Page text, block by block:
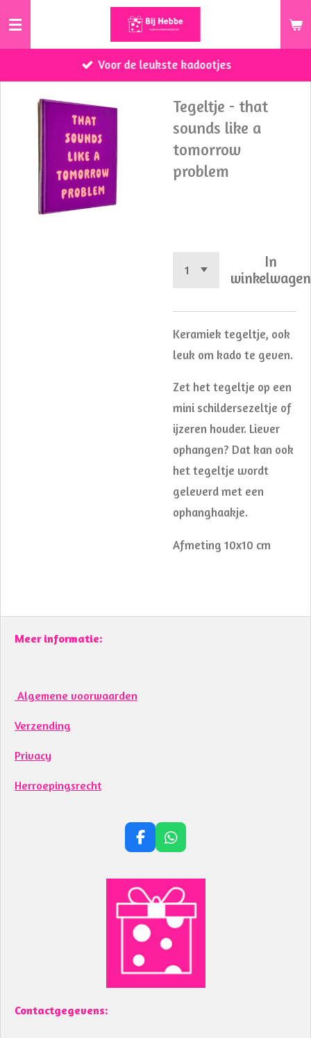
Ga
de
hoofdinhoud
Voor de leukste kadootjes
Tegeltje - that
sounds like a
tomorrow
problem
In
winkelwagen
Keramiek tegeltje, ook
leuk om kado te geven.
Zet het tegeltje op een
mini schildersezeltje of
ijzeren houder. Liever
ophangen? Dat kan ook
het tegeltje wordt
geleverd met een
ophanghaakje.
Afmeting 10x10 cm
Meer informatie:
Algemene voorwaarden
Verzending
Privacy
Herroepingsrecht
F
e
b
o
o
k
W
t
s
A
p
p
Contactgegevens: